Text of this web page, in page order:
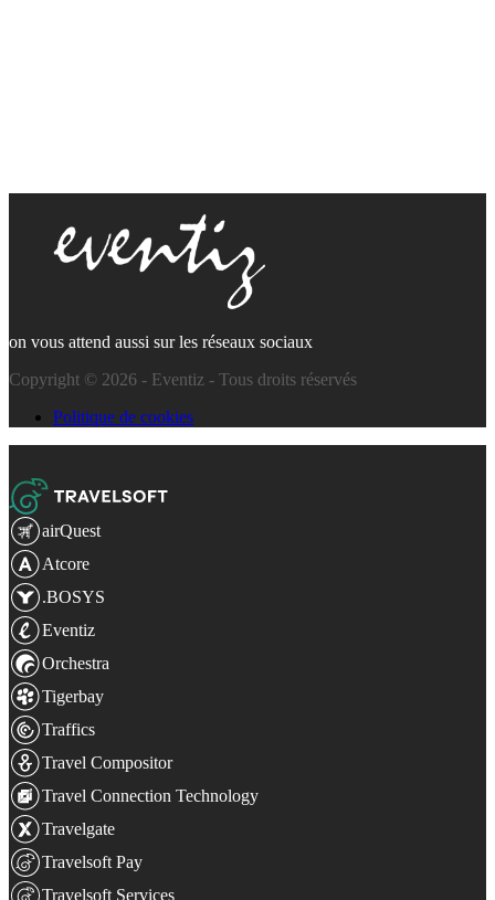
on vous attend aussi sur les réseaux sociaux
Copyright © 2026 - Eventiz - Tous droits réservés
Politique de cookies
airQuest
Atcore
.BOSYS
Eventiz
Orchestra
Tigerbay
Traffics
Travel Compositor
Travel Connection Technology
Travelgate
Travelsoft Pay
Travelsoft Services